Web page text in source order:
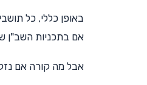
באופן כללי, כל
אם בתכניות השב"ן
אבל מה קורה אם